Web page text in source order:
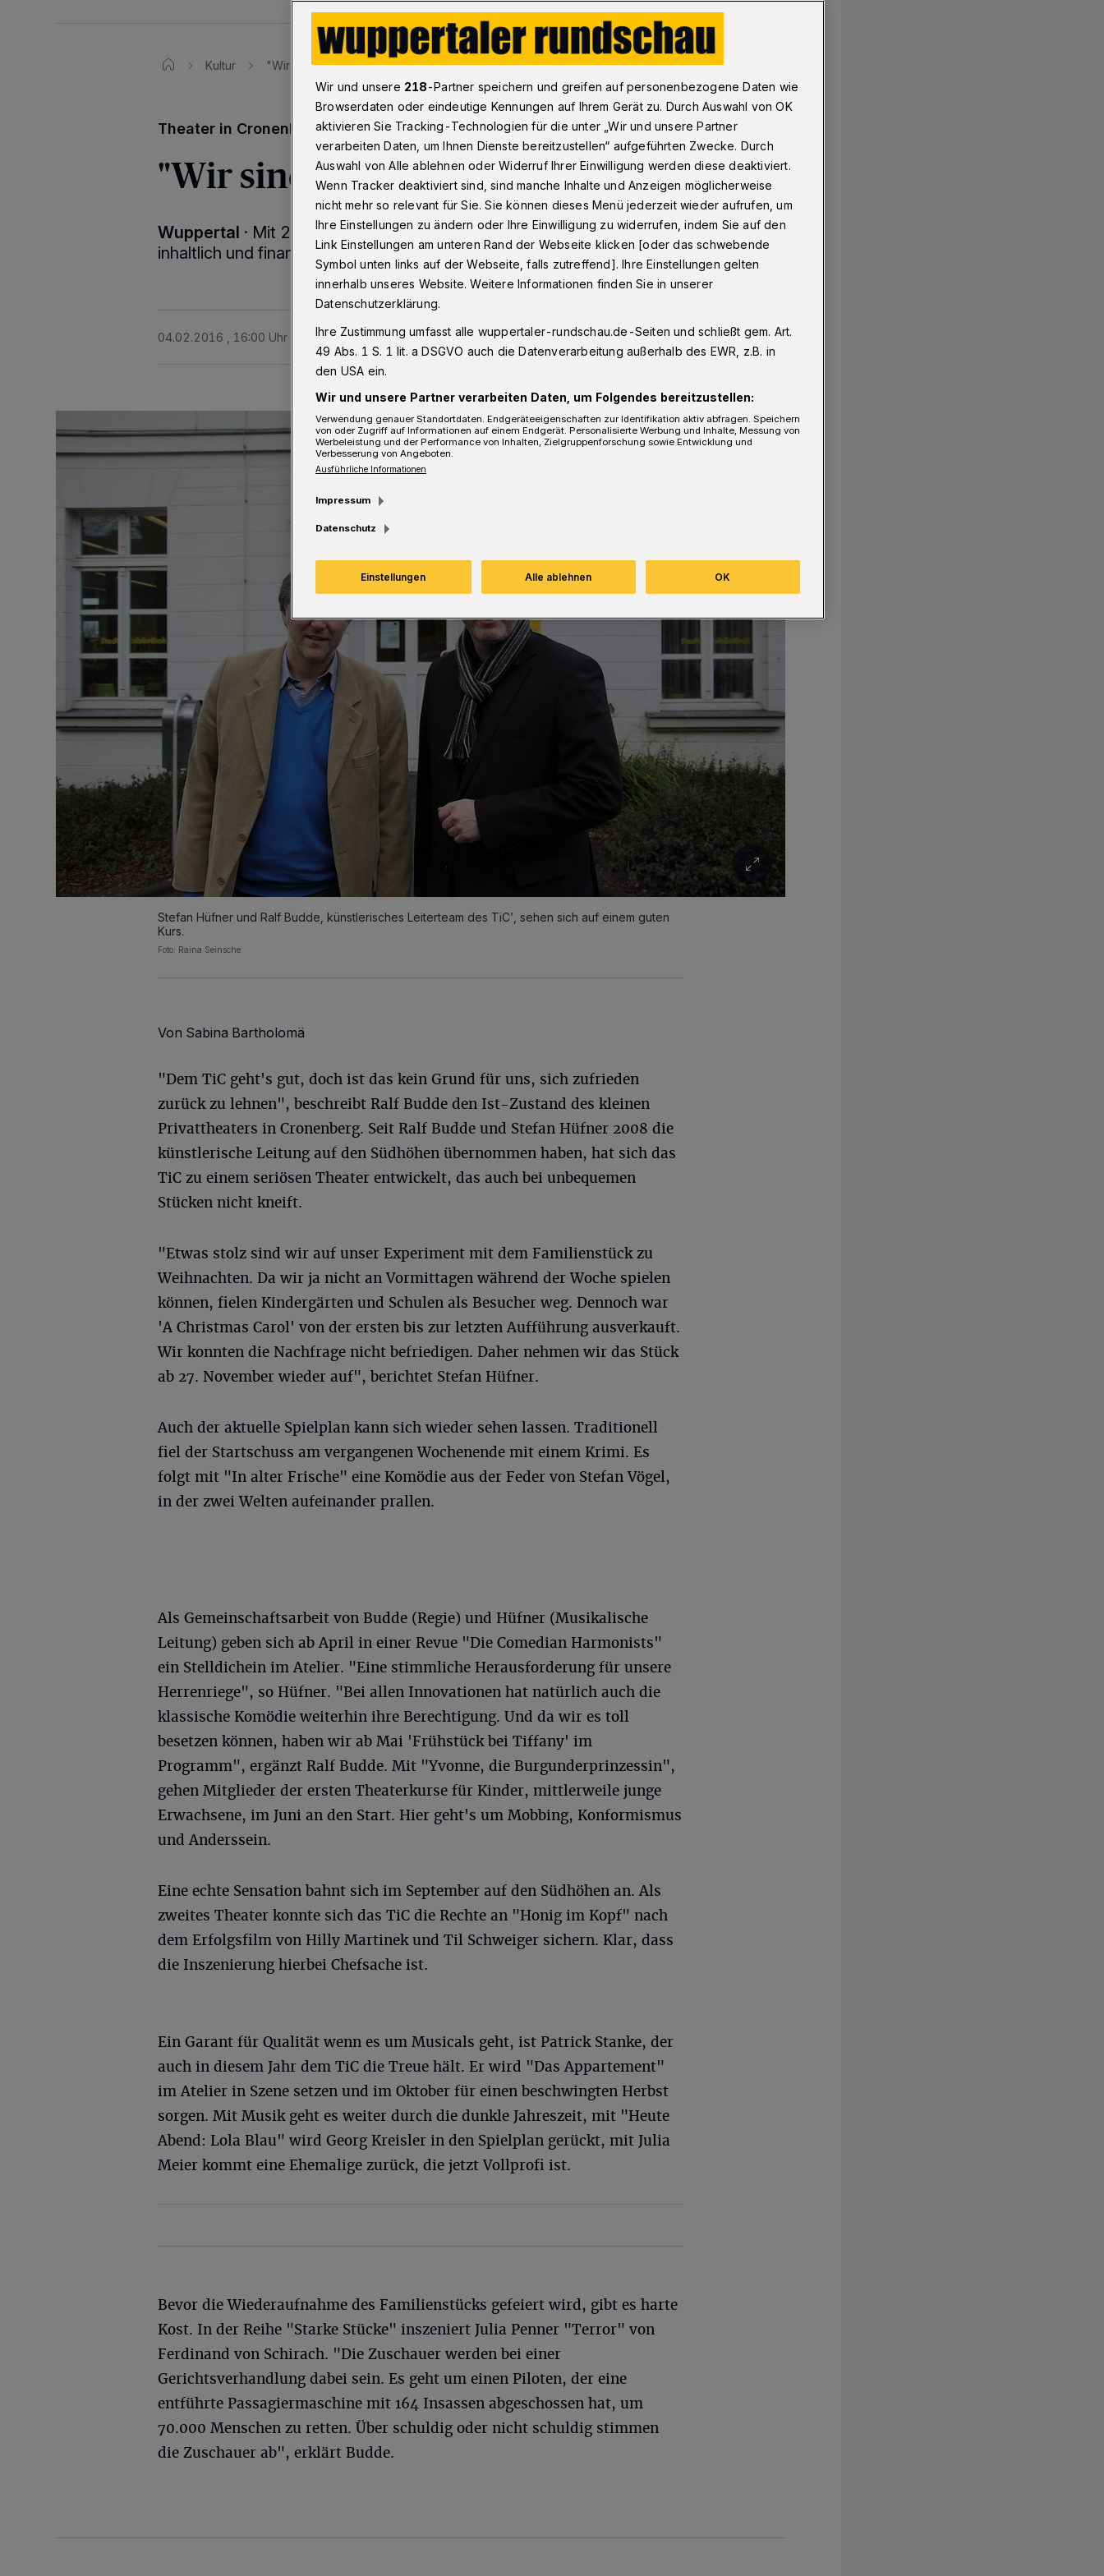
Kultur "Wir sind gut aufgestellt!"
Theater in Cronenberg (TiC)
"Wir sind gut aufgestellt!"
Wuppertal · Mit 25.000 Besuchern pro Jahr ist das TiC künstlerisch,
inhaltlich und finanziell auf der sicheren Seite.
04.02.2016 , 16:00 Uhr 2 Minuten Lesezeit
Stefan Hüfner und Ralf Budde, künstlerisches Leiterteam des TiC’, sehen sich auf einem guten
Kurs.
Foto: Raina Seinsche
Von Sabina Bartholomä
"Dem TiC geht's gut, doch ist das kein Grund für uns, sich zufrieden
zurück zu lehnen", beschreibt Ralf Budde den Ist-Zustand des kleinen
Privattheaters in Cronenberg. Seit Ralf Budde und Stefan Hüfner 2008 die
künstlerische Leitung auf den Südhöhen übernommen haben, hat sich das
TiC zu einem seriösen Theater entwickelt, das auch bei unbequemen
Stücken nicht kneift.
"Etwas stolz sind wir auf unser Experiment mit dem Familienstück zu
Weihnachten. Da wir ja nicht an Vormittagen während der Woche spielen
können, fielen Kindergärten und Schulen als Besucher weg. Dennoch war
'A Christmas Carol' von der ersten bis zur letzten Aufführung ausverkauft.
Wir konnten die Nachfrage nicht befriedigen. Daher nehmen wir das Stück
ab 27. November wieder auf", berichtet Stefan Hüfner.
Auch der aktuelle Spielplan kann sich wieder sehen lassen. Traditionell
fiel der Startschuss am vergangenen Wochenende mit einem Krimi. Es
folgt mit "In alter Frische" eine Komödie aus der Feder von Stefan Vögel,
in der zwei Welten aufeinander prallen.
Als Gemeinschaftsarbeit von Budde (Regie) und Hüfner (Musikalische
Leitung) geben sich ab April in einer Revue "Die Comedian Harmonists"
ein Stelldichein im Atelier. "Eine stimmliche Herausforderung für unsere
Herrenriege", so Hüfner. "Bei allen Innovationen hat natürlich auch die
klassische Komödie weiterhin ihre Berechtigung. Und da wir es toll
besetzen können, haben wir ab Mai 'Frühstück bei Tiffany' im
Programm", ergänzt Ralf Budde. Mit "Yvonne, die Burgunderprinzessin",
gehen Mitglieder der ersten Theaterkurse für Kinder, mittlerweile junge
Erwachsene, im Juni an den Start. Hier geht's um Mobbing, Konformismus
und Anderssein.
Eine echte Sensation bahnt sich im September auf den Südhöhen an. Als
zweites Theater konnte sich das TiC die Rechte an "Honig im Kopf" nach
dem Erfolgsfilm von Hilly Martinek und Til Schweiger sichern. Klar, dass
die Inszenierung hierbei Chefsache ist.
Ein Garant für Qualität wenn es um Musicals geht, ist Patrick Stanke, der
auch in diesem Jahr dem TiC die Treue hält. Er wird "Das Appartement"
im Atelier in Szene setzen und im Oktober für einen beschwingten Herbst
sorgen. Mit Musik geht es weiter durch die dunkle Jahreszeit, mit "Heute
Abend: Lola Blau" wird Georg Kreisler in den Spielplan gerückt, mit Julia
Meier kommt eine Ehemalige zurück, die jetzt Vollprofi ist.
Bevor die Wiederaufnahme des Familienstücks gefeiert wird, gibt es harte
Kost. In der Reihe "Starke Stücke" inszeniert Julia Penner "Terror" von
Ferdinand von Schirach. "Die Zuschauer werden bei einer
Gerichtsverhandlung dabei sein. Es geht um einen Piloten, der eine
entführte Passagiermaschine mit 164 Insassen abgeschossen hat, um
70.000 Menschen zu retten. Über schuldig oder nicht schuldig stimmen
die Zuschauer ab", erklärt Budde.
Wir und unsere 218-Partner speichern und greifen auf personenbezogene Daten wie
Browserdaten oder eindeutige Kennungen auf Ihrem Gerät zu. Durch Auswahl von OK
aktivieren Sie Tracking-Technologien für die unter „Wir und unsere Partner
verarbeiten Daten, um Ihnen Dienste bereitzustellen“ aufgeführten Zwecke. Durch
Auswahl von Alle ablehnen oder Widerruf Ihrer Einwilligung werden diese deaktiviert.
Wenn Tracker deaktiviert sind, sind manche Inhalte und Anzeigen möglicherweise
nicht mehr so relevant für Sie. Sie können dieses Menü jederzeit wieder aufrufen, um
Ihre Einstellungen zu ändern oder Ihre Einwilligung zu widerrufen, indem Sie auf den
Link Einstellungen am unteren Rand der Webseite klicken [oder das schwebende
Symbol unten links auf der Webseite, falls zutreffend]. Ihre Einstellungen gelten
innerhalb unseres Website. Weitere Informationen finden Sie in unserer
Datenschutzerklärung.
Ihre Zustimmung umfasst alle wuppertaler-rundschau.de-Seiten und schließt gem. Art.
49 Abs. 1 S. 1 lit. a DSGVO auch die Datenverarbeitung außerhalb des EWR, z.B. in
den USA ein.
Wir und unsere Partner verarbeiten Daten, um Folgendes bereitzustellen:
Verwendung genauer Standortdaten. Endgeräteeigenschaften zur Identifikation aktiv abfragen. Speichern
von oder Zugriff auf Informationen auf einem Endgerät. Personalisierte Werbung und Inhalte, Messung von
Werbeleistung und der Performance von Inhalten, Zielgruppenforschung sowie Entwicklung und
Verbesserung von Angeboten.
Ausführliche Informationen
Impressum
Datenschutz
Einstellungen Alle ablehnen OK